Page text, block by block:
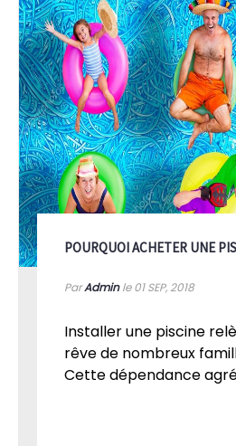
POURQUOI ACHETER UNE
ParAdminle 01SEP, 2018
Installer une piscine
rêve de nombreux
Cette dépendance